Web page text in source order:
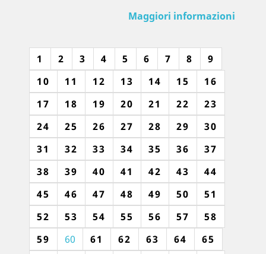
Maggiori informazioni
1 2 3 4 5 6 7 8
9
10
11 12 13 14 15
16
17
18 19 20 21 22
23
24
25 26 27 28 29
30
31
32 33 34 35 36
37
38
39 40 41 42 43
44
45
46 47 48 49 50
51
52
53 54 55 56 57
58
59
60 61 62 63 64
65